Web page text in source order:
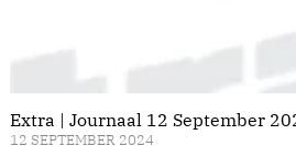
Extra | Journaal 12 September
12 SEPTEMBER 2024